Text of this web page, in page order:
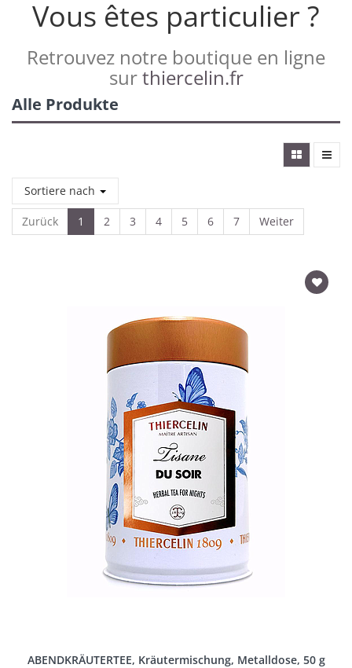
Vous êtes particulier ?
Retrouvez notre boutique en ligne
surthiercelin.fr
Alle Produkte
Sortiere nach
Zurück 1 2 3 4 5 6 7 Weiter
ABENDKRÄUTERTEE, Kräutermischung, Metalldose, 50 g